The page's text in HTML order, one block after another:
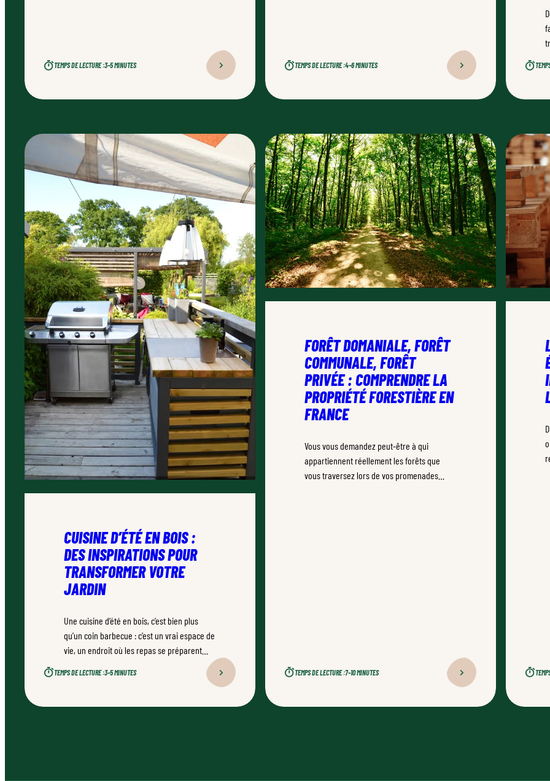
TEMPS DE LECTURE :3–5 MINUTES TEMPS DE LECTURE :4–6 MINUTES
CUISINE D’ÉTÉ EN BOIS :
DES INSPIRATIONS POUR
TRANSFORMER VOTRE
JARDIN
Une cuisine d’été en bois, c’est bien plus
qu’un coin barbecue : c’est un vrai espace de
vie, un endroit où les repas se préparent
naturellement. Bien conçu, bien réalisé par
d’aménagement peut transformer
TEMPS DE LECTURE :3–5 MINUTES
FORÊT DOMANIALE, FORÊT
COMMUNALE, FORÊT
PRIVÉE : COMPRENDRE LA
PROPRIÉTÉ FORESTIÈRE EN
FRANCE
Vous vous demandez peut-être à qui
appartiennent réellement les forêts que
vous traversez lors de vos promenades
TEMPS DE LECTURE :7–10 MINUTES